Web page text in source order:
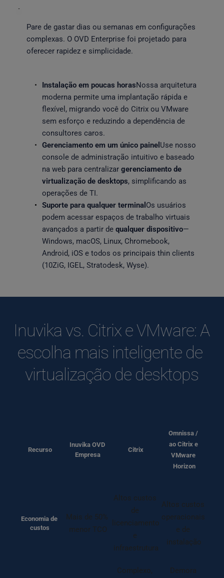
Pare de gastar dias ou semanas em configurações
complexas. O OVD Enterprise foi projetado para
oferecer rapidez e simplicidade.
Instalação em poucas horasNossa arquitetura
moderna permite uma implantação rápida e
flexível, migrando você do Citrix ou VMware
sem esforço e reduzindo a dependência de
consultores caros.
Gerenciamento em um único painel Use nosso
console de administração intuitivo e baseado
na web para centralizar gerenciamento de
virtualização de desktops, simplificando as
operações de TI.
Suporte para qualquer terminal Os usuários
podem acessar espaços de trabalho virtuais
avançados a partir de qualquer dispositivo—
Windows, macOS, Linux, Chromebook,
Android, iOS e todos os principais thin clients
(10ZiG, IGEL, Stratodesk, Wyse).
Inuvika vs. Citrix e VMware: A
escolha mais inteligente de
virtualização de desktops
Recurso
Inuvika OVD
Empresa
Citrix
Omnissa /
ao Citrix e
VMware
Horizon
Economia de
custos
Mais de 50%
menor TCO
Altos custos
de
licenciamento
e
infraestrutura
Altos custos
operacionais
e de
instalação
Complexo,
Demora